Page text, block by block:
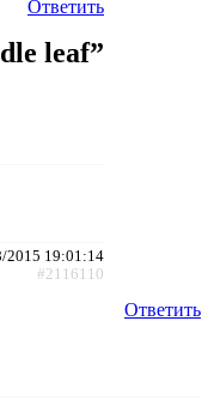
Ответить
leaf”
2015 19:01:14
#2116110
Ответить